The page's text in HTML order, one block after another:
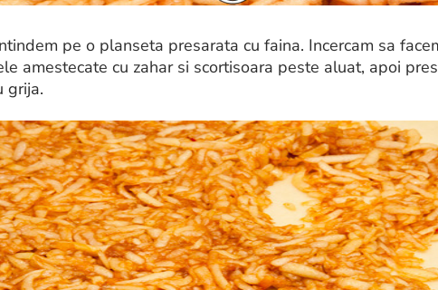
pe o planseta presarata cu faina. Incercam sa
amestecate cu zahar si scortisoara peste aluat, apoi
grija.